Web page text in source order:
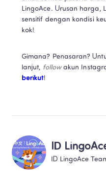
LingoAce. Urusan harga,
sensitif dengan kondisi
kok!
Gimana? Penasaran?
lanjut, follow akun
berikut!
ID
ID LingoAce